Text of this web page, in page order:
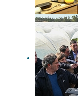
impacto en la
ganadería
España
impulsa una
respuesta
europea más
ambiciosa
frente a los
riesgos
climáticos en
el mundo